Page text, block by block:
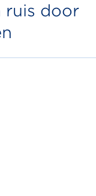
ruis door